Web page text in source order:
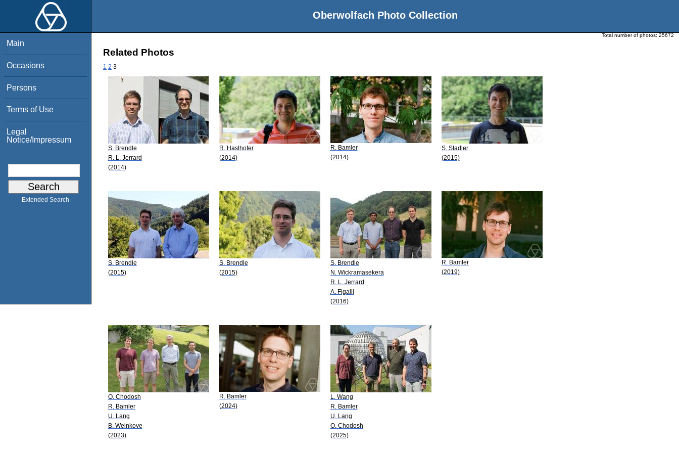
Oberwolfach Photo Collection
Main
Occasions
Persons
Terms of Use
Legal
Notice/Impressum
Extended Search
Total number of photos: 25672
Related Photos
1 2 3
S. Brendle
R. L. Jerrard
(2014)
R. Haslhofer
(2014)
R. Bamler
(2014)
S. Stadler
(2015)
S. Brendle
(2015)
S. Brendle
(2015)
S. Brendle
N. Wickramasekera
R. L. Jerrard
A. Figalli
(2016)
R. Bamler
(2019)
O. Chodosh
R. Bamler
U. Lang
B. Weinkove
(2023)
R. Bamler
(2024)
L. Wang
R. Bamler
U. Lang
O. Chodosh
(2025)